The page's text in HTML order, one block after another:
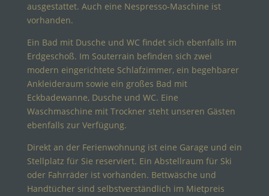
ausgestattet. Auch eine Nespresso-Maschine ist
vorhanden.
Ein Bad mit Dusche und WC findet sich ebenfalls im
Erdgeschoß. Im Souterrain befinden sich zwei
modern eingerichtete Schlafzimmer, ein begehbarer
Ankleideraum sowie ein großes Bad mit
Eckbadewanne, Dusche und WC. Eine
Waschmaschine mit Trockner steht unseren Gästen
ebenfalls zur Verfügung.
Direkt an der Ferienwohnung ist eine Garage und ein
Stellplatz für Sie reserviert. Ein Abstellraum für Ski
oder Fahrräder ist vorhanden. Bettwäsche und
Handtücher sind selbstverständlich im Mietpreis